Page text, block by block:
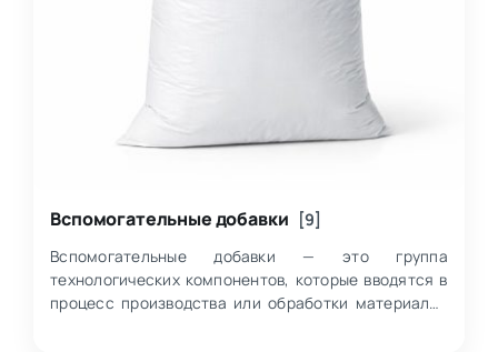
Вспомогательные добавки
[9]
Вспомогательные добавки — это группа
технологических компонентов, которые вводятся в
процесс производства или обработки материалов